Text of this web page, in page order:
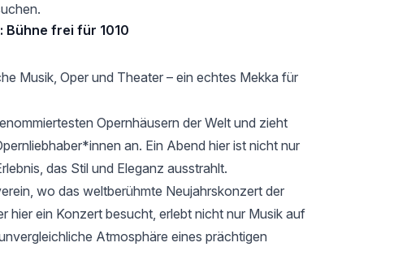
Bühne frei für 1010
Musik, Oper und Theater – ein echtes Mekka für
Opernhäusern der Welt und zieht
an. Ein Abend hier ist nicht nur
das Stil und Eleganz ausstrahlt.
, wo das weltberühmte Neujahrskonzert der
hier ein Konzert besucht, erlebt nicht nur Musik auf
Atmosphäre eines prächtigen